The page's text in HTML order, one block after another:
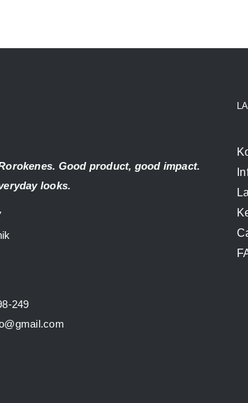
Good product, good impact.
looks.
249